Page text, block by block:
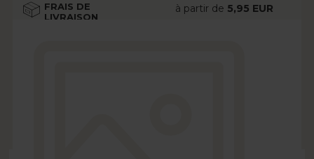
FRAIS DE
LIVRAISON
à partir de 5,95 EUR